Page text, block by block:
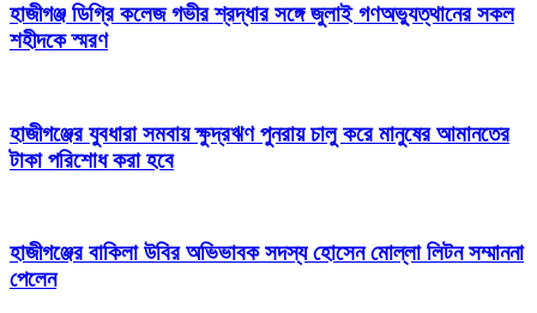
হাজীগঞ্জ ডিগ্রি কলেজ গভীর শ্রদ্ধার সঙ্গে জুলাই গণঅভ্যুত্থানের সকল
শহীদকে স্মরণ
হাজীগঞ্জের যুবধারা সমবায় ক্ষুদ্রঋণ পুনরায় চালু করে মানুষের আমানতের
টাকা পরিশোধ করা হবে
হাজীগঞ্জের বাকিলা উবির অভিভাবক সদস্য হোসেন মোল্লা লিটন সম্মাননা
পেলেন